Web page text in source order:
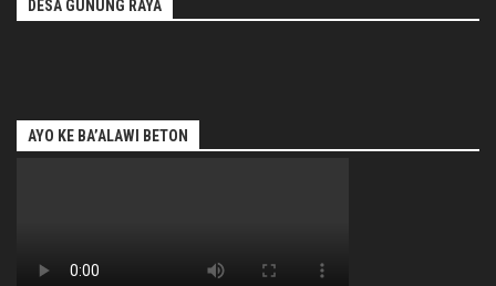
DESA GUNUNG RAYA
AYO KE BA’ALAWI BETON